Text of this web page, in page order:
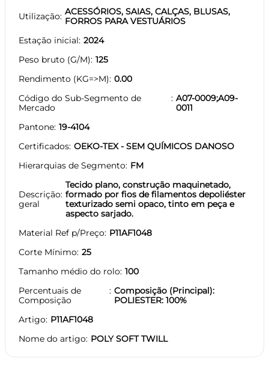
Utilização ACESSÓRIOS, SAIAS, CALÇAS, BLUSAS,
FORROS PARA VESTUÁRIOS
Estação inicial 2024
Peso bruto (G/M) 125
Rendimento (KG=>M) 0.00
Código do Sub-Segmento de
Mercado
A07-0009;A09-
0011
Pantone 19-4104
Certificados OEKO-TEX - SEM QUÍMICOS DANOSO
Hierarquias de Segmento FM
Descrição
geral
Tecido plano, construção maquinetado,
formado por fios de filamentos depoliéster
texturizado semi opaco, tinto em peça e
aspecto sarjado.
Material Ref p/Preço P11AF1048
Corte Mínimo 25
Tamanho médio do rolo 100
Percentuais de
Composição
Composição (Principal):
POLIESTER: 100%
Artigo P11AF1048
Nome do artigo POLY SOFT TWILL